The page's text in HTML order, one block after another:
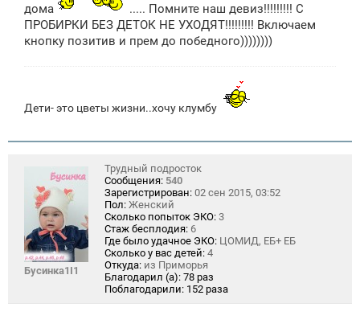
дома
..... Помните наш девиз!!!!!!!!! С
ПРОБИРКИ БЕЗ ДЕТОК НЕ УХОДЯТ!!!!!!!!! Включаем
кнопку позитив и прем до победного))))))))
Дети- это цветы жизни..хочу клумбу
Бусинка1I1
Трудный подросток
Сообщения: 540
Зарегистрирован: 02 сен 2015, 03:52
Пол: Женский
Сколько попыток ЭКО: 3
Стаж бесплодия: 6
Где было удачное ЭКО: ЦОМИД, ЕБ+ ЕБ
Сколько у вас детей: 4
Откуда: из Приморья
Благодарил (а): 78 раз
Поблагодарили: 152 раза